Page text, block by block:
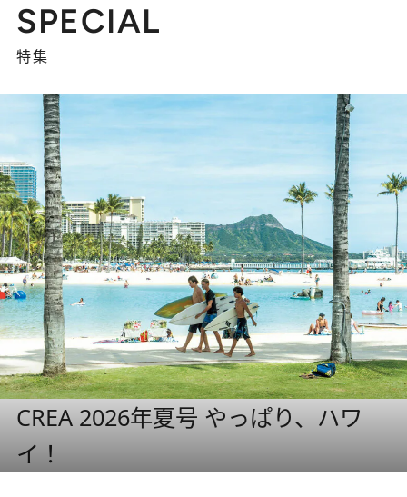
SPECIAL
特集
CREA 2026年夏号 やっぱり、ハワ
イ！